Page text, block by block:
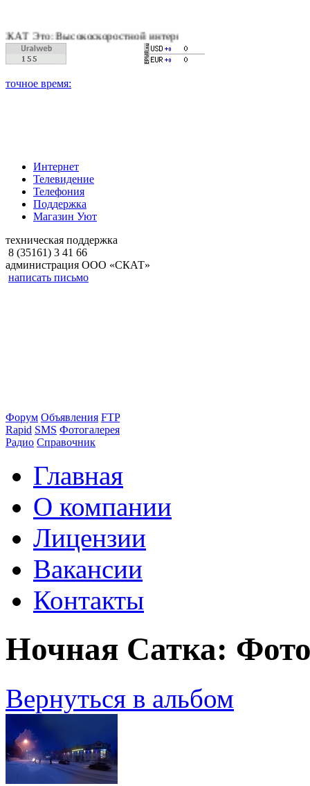
Высокоскоростной интернет, качественное цифровое и
Интернет
Телевидение
Телефония
Поддержка
Магазин Уют
техническая поддержка
8 (35161) 3 41 66
администрация ООО «СКАТ»
написать письмо
Форум Объявления FTP
Rapid SMS Фотогалерея
Радио Справочник
Главная
О компании
Лицензии
Вакансии
Контакты
Ночная Сатка:
Вернуться в альбом